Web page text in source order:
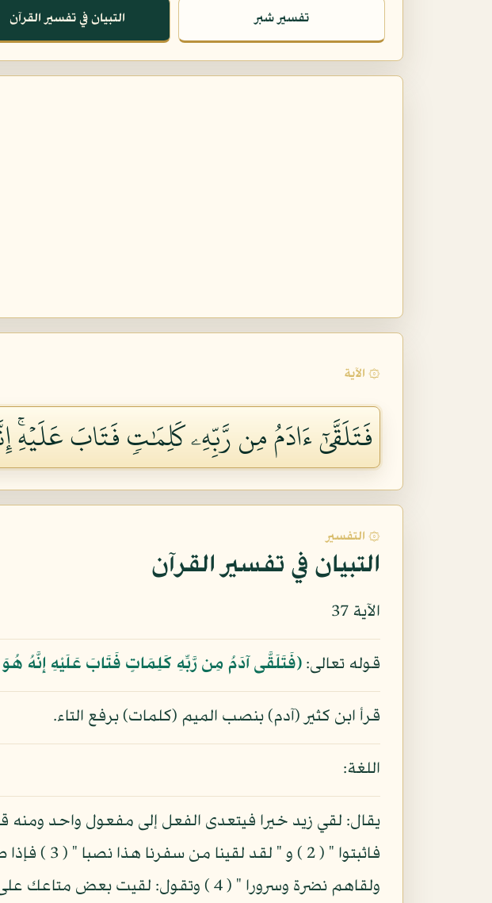
تفسير شبر التبيان في تفسير القرآن
۞ الآية
فَتَلَقَّىٰٓ ءَادَمُ مِن رَّبِّهِۦ كَلِمَٰتٖ فَتَابَ عَلَيۡهِۚ
۞ التفسير
التبيان في تفسير القرآن
الآية 37
قوله تعالى: ﴿فَتَلَقَّى آدَمُ مِن رَّبِّهِ كَلِمَاتٍ فَتَابَ عَلَيْهِ إِنَّهُ هُوَ
قرأ ابن كثير (آدم) بنصب الميم (كلمات) برفع التاء.
اللغة:
فاثبتوا "
ولقاهم نضرة وسرورا " ( 4 ) وتقول: